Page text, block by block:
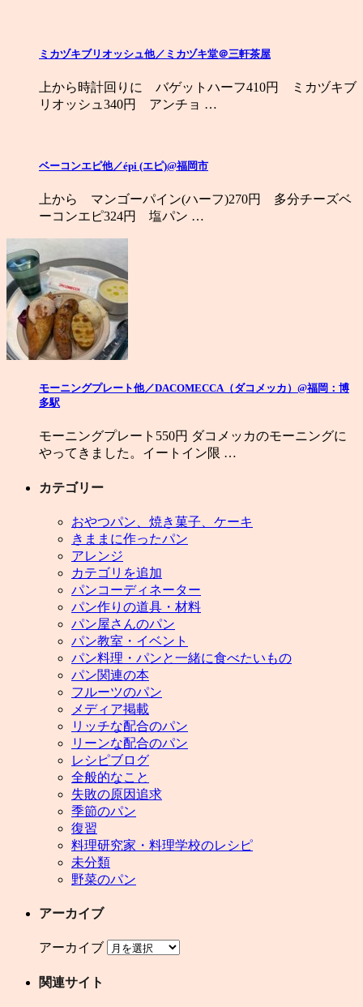
ミカヅキブリオッシュ他／ミカヅキ堂＠三軒茶屋
上から時計回りに バゲットハーフ410円 ミカヅキブ
リオッシュ340円 アンチョ …
ベーコンエピ他／épi (エピ)@福岡市
上から マンゴーパイン(ハーフ)270円 多分チーズベ
ーコンエピ324円 塩パン …
モーニングプレート他／DACOMECCA（ダコメッカ）@福岡：博
多駅
モーニングプレート550円 ダコメッカのモーニングに
やってきました。イートイン限 …
カテゴリー
おやつパン、焼き菓子、ケーキ
きままに作ったパン
アレンジ
カテゴリを追加
パンコーディネーター
パン作りの道具・材料
パン屋さんのパン
パン教室・イベント
パン料理・パンと一緒に食べたいもの
パン関連の本
フルーツのパン
メディア掲載
リッチな配合のパン
リーンな配合のパン
レシピブログ
全般的なこと
失敗の原因追求
季節のパン
復習
料理研究家・料理学校のレシピ
未分類
野菜のパン
アーカイブ
アーカイブ
関連サイト